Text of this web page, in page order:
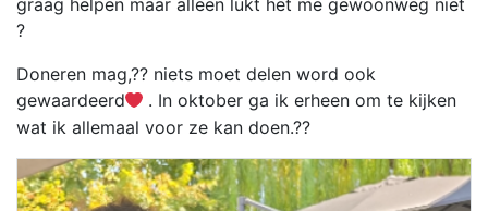
graag helpen maar alleen lukt het me gewoonweg niet
?
Doneren mag,?? niets moet delen word ook
gewaardeerd
. In oktober ga ik erheen om te kijken
wat ik allemaal voor ze kan doen.??